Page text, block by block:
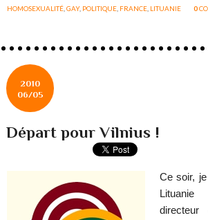
HOMOSEXUALITÉ ,GAY, POLITIQUE FRANCE LITUANIE 0
2010
06/05
Départ pour Vilnius !
Ce soir,